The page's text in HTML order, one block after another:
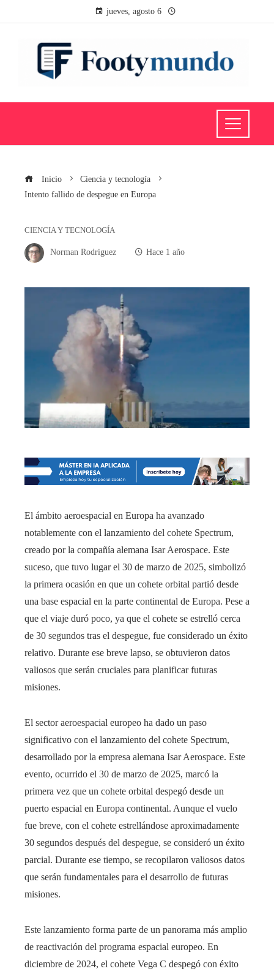
jueves, agosto 6
Inicio
Ciencia y tecnología
Intento fallido de despegue en Europa
CIENCIA Y TECNOLOGÍA
Norman Rodriguez Hace 1 año
El ámbito aeroespacial en Europa ha avanzado
notablemente con el lanzamiento del cohete Spectrum,
creado por la compañía alemana Isar Aerospace. Este
suceso, que tuvo lugar el 30 de marzo de 2025, simbolizó
la primera ocasión en que un cohete orbital partió desde
una base espacial en la parte continental de Europa. Pese a
que el viaje duró poco, ya que el cohete se estrelló cerca
de 30 segundos tras el despegue, fue considerado un éxito
relativo. Durante ese breve lapso, se obtuvieron datos
valiosos que serán cruciales para planificar futuras
misiones.
​El sector aeroespacial europeo ha dado un paso
significativo con el lanzamiento del cohete Spectrum,
desarrollado por la empresa alemana Isar Aerospace. Este
evento, ocurrido el 30 de marzo de 2025, marcó la
primera vez que un cohete orbital despegó desde un
puerto espacial en Europa continental. Aunque el vuelo
fue breve, con el cohete estrellándose aproximadamente
30 segundos después del despegue, se consideró un éxito
parcial. Durante ese tiempo, se recopilaron valiosos datos
que serán fundamentales para el desarrollo de futuras
misiones.
Este lanzamiento forma parte de un panorama más amplio
de reactivación del programa espacial europeo. En
diciembre de 2024, el cohete Vega C despegó con éxito